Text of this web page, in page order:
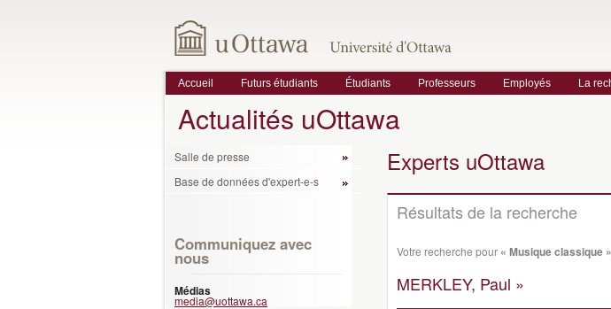
Accueil Futurs étudiants Étudiants Professeurs Employés La
Actualités uOttawa
Salle de presse
Base de données d'expert-e-s
Communiquez avec
nous
Médias
media@uottawa.ca
Experts uOttawa
Résultats de la recherche
Votre recherche pour « Musique classique »
MERKLEY, Paul »